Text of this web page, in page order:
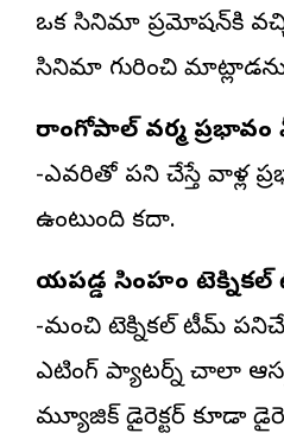
ఒక సినిమా ప్రమోషన్‌కి
సినిమా గురించి
రాంగోపాల్ వర్మ
-ఎవరితో పని చేస్తే వాళ్ల
ఉంటుంది కదా.
గాయపడ్డ సింహం
-మంచి టెక్నికల్ టీమ్
ఎడిటింగ్ ప్యాటర్న్ చాలా
మ్యూజిక్ డైరెక్టర్ కూడా